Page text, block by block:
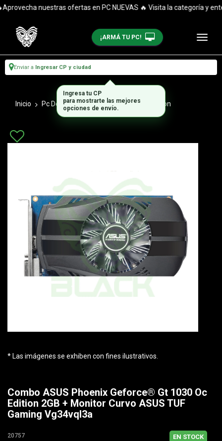
nuestras ofertas en PC NUEVAS 🔥 Visita la categoría y
¡ARMÁ TU PC!
Enviar a Ingresar CP y ciudad
Inicio Pc De Escritorio Combos Actualizacion
* Las imágenes se exhiben con fines ilustrativos.
Combo ASUS Phoenix Geforce® Gt 1030 Oc
Edition 2GB + Monitor Curvo ASUS TUF
Gaming Vg34vql3a
20757 EN STOCK
Ingresa tu CP
para mostrarte las mejores
opciones de envío.